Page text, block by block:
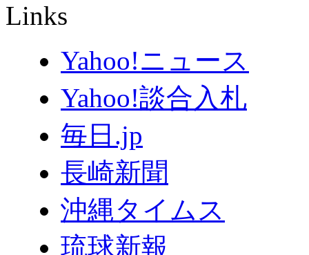
Links
Yahoo!ニュース
Yahoo!談合入札
毎日.jp
長崎新聞
沖縄タイムス
琉球新報